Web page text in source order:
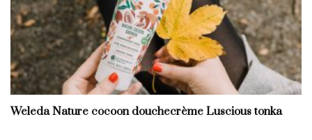
Weleda Nature cocoon douchecrème Luscious tonka